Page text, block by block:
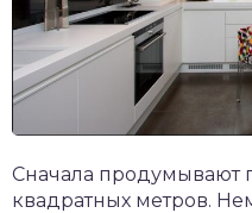
Сначала продумывают
квадратных метров.